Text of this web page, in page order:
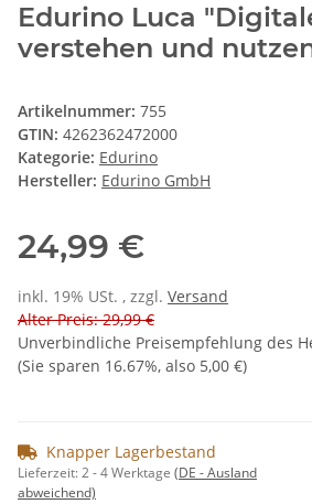
Edurino Luca
verstehen und
Artikelnummer: 755
GTIN: 4262362472000
Kategorie: Edurino
Hersteller: Edurino GmbH
24,99 €
inkl. 19% USt. , zzgl. Versand
Alter Preis: 29,99 €
Unverbindliche Preisempfehlung des
(Sie sparen 16.67%, also 5,00 €)
Knapper Lagerbestand
Lieferzeit:2 - 4 Werktage (DE - Ausland
abweichend)